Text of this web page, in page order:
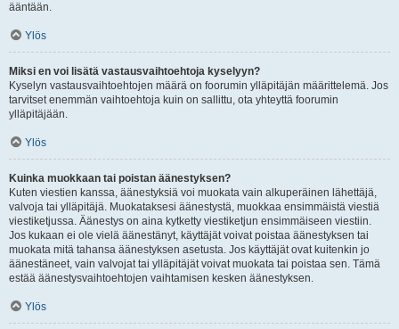
ääntään.
Ylös
Miksi en voi lisätä vastausvaihtoehtoja kyselyyn?
Kyselyn vastausvaihtoehtojen määrä on foorumin ylläpitäjän määrittelemä. Jos
tarvitset enemmän vaihtoehtoja kuin on sallittu, ota yhteyttä foorumin
ylläpitäjään.
Ylös
Kuinka muokkaan tai poistan äänestyksen?
Kuten viestien kanssa, äänestyksiä voi muokata vain alkuperäinen lähettäjä,
valvoja tai ylläpitäjä. Muokataksesi äänestystä, muokkaa ensimmäistä viestiä
viestiketjussa. Äänestys on aina kytketty viestiketjun ensimmäiseen viestiin.
Jos kukaan ei ole vielä äänestänyt, käyttäjät voivat poistaa äänestyksen tai
muokata mitä tahansa äänestyksen asetusta. Jos käyttäjät ovat kuitenkin jo
äänestäneet, vain valvojat tai ylläpitäjät voivat muokata tai poistaa sen. Tämä
estää äänestysvaihtoehtojen vaihtamisen kesken äänestyksen.
Ylös